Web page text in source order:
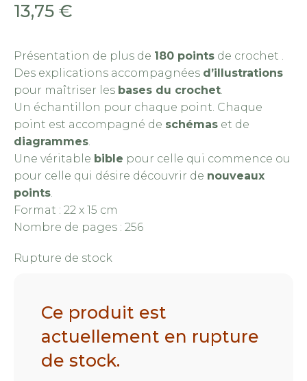
13,75 €
Présentation de plus de 180 points de crochet .
Des explications accompagnées d’illustrations
pour maîtriser les bases du crochet.
Un échantillon pour chaque point. Chaque
point est accompagné de schémas et de
diagrammes.
Une véritable bible pour celle qui commence ou
pour celle qui désire découvrir de nouveaux
points.
Format : 22 x 15 cm
Nombre de pages : 256
Rupture de stock
Ce produit est
actuellement en rupture
de stock.